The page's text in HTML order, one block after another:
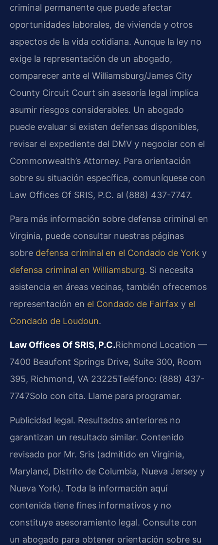
criminal permanente que puede afectar
oportunidades laborales, de vivienda y otros
aspectos de la vida cotidiana. Aunque la ley no
exige la representación de un abogado,
comparecer ante el Williamsburg/James City
County Circuit Court sin asesoría legal implica
asumir riesgos considerables. Un abogado
puede evaluar si existen defensas disponibles,
revisar el expediente del DMV y negociar con el
Commonwealth’s Attorney. Para orientación
sobre su situación específica, comuníquese con
Law Offices Of SRIS, P.C. al (888) 437-7747.
Para más información sobre defensa criminal en
Virginia, puede consultar nuestras páginas
sobre defensa criminal en el Condado de York y
defensa criminal en Williamsburg. Si necesita
asistencia en áreas vecinas, también ofrecemos
representación en el Condado de Fairfax y el
Condado de Loudoun.
Law Offices Of SRIS, P.C.Richmond Location —
7400 Beaufont Springs Drive, Suite 300, Room
395, Richmond, VA 23225Teléfono: (888) 437-
7747Solo con cita. Llame para programar.
Publicidad legal. Resultados anteriores no
garantizan un resultado similar. Contenido
revisado por Mr. Sris (admitido en Virginia,
Maryland, Distrito de Columbia, Nueva Jersey y
Nueva York). Toda la información aquí
contenida tiene fines informativos y no
constituye asesoramiento legal. Consulte con
un abogado para obtener orientación sobre su